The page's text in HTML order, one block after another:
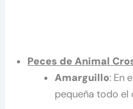
Peces de Animal
Amarguillo: En
pequeña todo el